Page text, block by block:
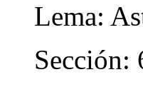
Lema:
Sección: